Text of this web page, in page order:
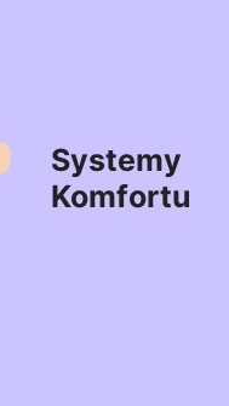
Systemy
Komfortu